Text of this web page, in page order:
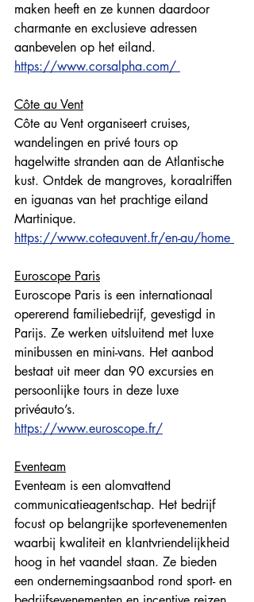
maken heeft en ze kunnen daardoor
charmante en exclusieve adressen
aanbevelen op het eiland.
https://www.corsalpha.com/
Côte au Vent
Côte au Vent organiseert cruises,
wandelingen en privé tours op
hagelwitte stranden aan de Atlantische
kust. Ontdek de mangroves, koraalriffen
en iguanas van het prachtige eiland
Martinique.
https://www.coteauvent.fr/en-au/home
Euroscope Paris
Euroscope Paris is een internationaal
opererend familiebedrijf, gevestigd in
Parijs. Ze werken uitsluitend met luxe
minibussen en mini-vans. Het aanbod
bestaat uit meer dan 90 excursies en
persoonlijke tours in deze luxe
privéauto’s.
https://www.euroscope.fr/
Eventeam
Eventeam is een alomvattend
communicatieagentschap. Het bedrijf
focust op belangrijke sportevenementen
waarbij kwaliteit en klantvriendelijkheid
hoog in het vaandel staan. Ze bieden
een ondernemingsaanbod rond sport- en